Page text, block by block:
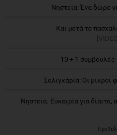
Νηστεία: Ένα δώρο
Και μετά το
[VIDEO]
10 + 1 συμβουλές
Σαλιγκάρια: Οι μικροί
Νηστεία. Ευκαιρία για